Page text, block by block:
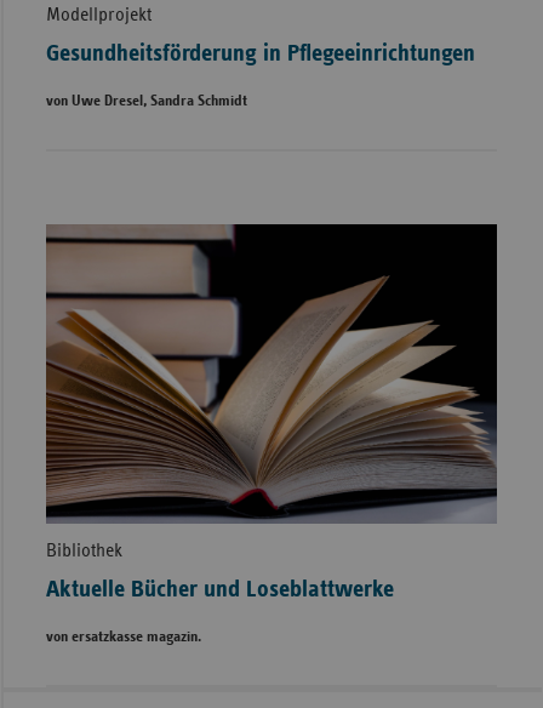
Modellprojekt
Gesundheitsförderung in Pflegeeinrichtungen
von Uwe Dresel, Sandra Schmidt
Bibliothek
Aktuelle Bücher und Loseblattwerke
von ersatzkasse magazin.